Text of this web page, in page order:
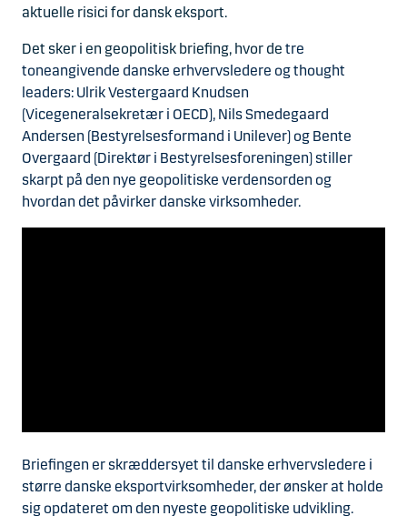
aktuelle risici for dansk eksport.
Det sker i en geopolitisk briefing, hvor de tre
toneangivende danske erhvervsledere og thought
leaders: Ulrik Vestergaard Knudsen
(Vicegeneralsekretær i OECD), Nils Smedegaard
Andersen (Bestyrelsesformand i Unilever) og Bente
Overgaard (Direktør i Bestyrelsesforeningen) stiller
skarpt på den nye geopolitiske verdensorden og
hvordan det påvirker danske virksomheder.
Briefingen er skræddersyet til danske erhvervsledere i
større danske eksportvirksomheder, der ønsker at holde
sig opdateret om den nyeste geopolitiske udvikling.